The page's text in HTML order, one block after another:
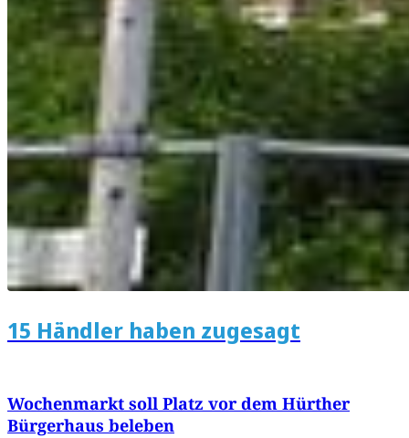
15 Händler haben zugesagt
Wochenmarkt soll Platz vor dem Hürther
Bürgerhaus beleben